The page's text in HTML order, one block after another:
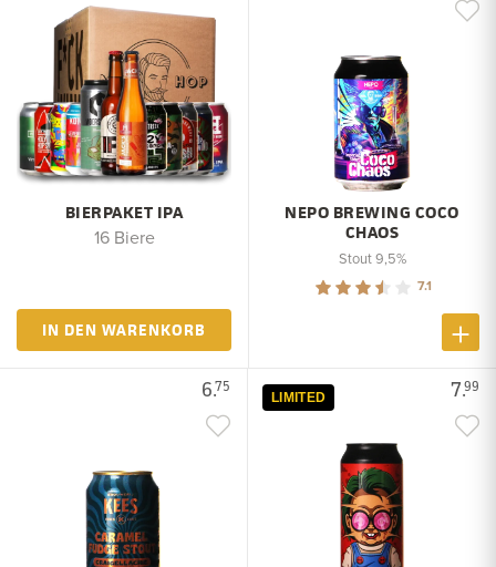
BIERPAKET IPA
16 Biere
IN DEN WARENKORB
NEPO BREWING COCO
CHAOS
Stout 9,5%
7.1
6.75 7.99
LIMITED